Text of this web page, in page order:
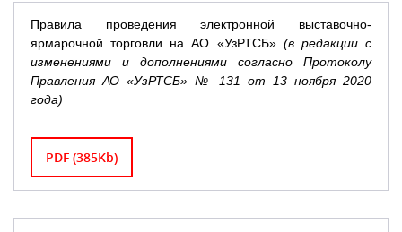
Правила проведения электронной выставочно-
ярмарочной торговли на АО «УзРТСБ» (в редакции с
изменениями и дополнениями согласно Протоколу
Правления АО «УзРТСБ» № 131 от 13 ноября 2020
года)
PDF (385Kb)